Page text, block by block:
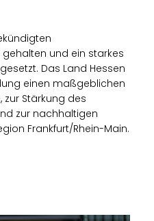
und ein starkes
Das Land Hessen
einen maßgeblichen
zur Stärkung des
zur nachhaltigen
Frankfurt/Rhein-Main.